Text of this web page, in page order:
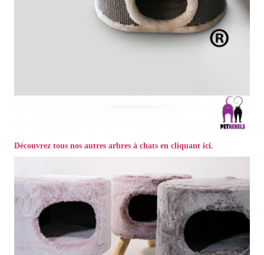
Découvrez tous nos autres arbres à chats en cliquant ici.